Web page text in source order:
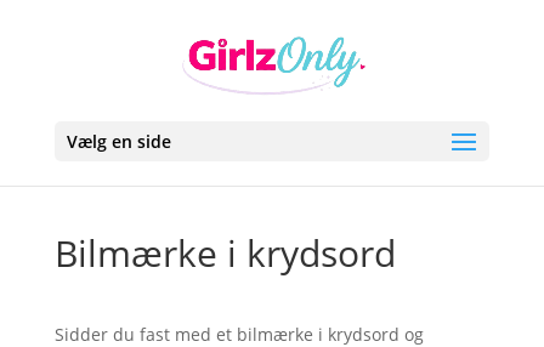
Vælg en side
Bilmærke i krydsord
Sidder du fast med et bilmærke i krydsord og